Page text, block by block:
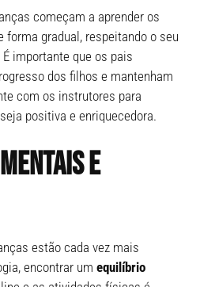
começam a aprender os
gradual, respeitando o seu
importante que os pais
dos filhos e mantenham
com os instrutores para
positiva e enriquecedora.
e
estão cada vez mais
encontrar um equilíbrio